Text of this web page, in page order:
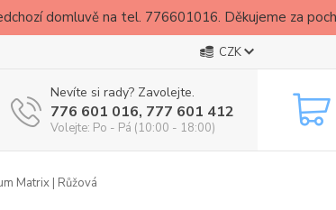
domluvě na tel. 776601016. Děkujeme za
CZK
Nevíte si rady? Zavolejte.
776 601 016, 777 601 412
Volejte: Po - Pá (10:00 - 18:00)
Matrix | Růžová